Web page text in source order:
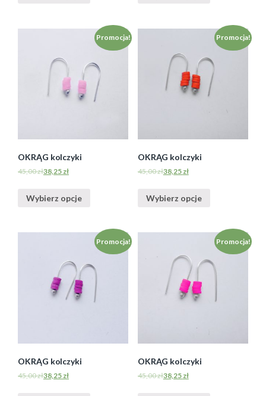
Promocja!
OKRĄG kolczyki
45,00zł38,25 zł
Wybierz opcje
Promocja!
OKRĄG kolczyki
45,00zł38,25 zł
Wybierz opcje
Promocja!
OKRĄG kolczyki
45,00zł38,25 zł
Promocja!
OKRĄG kolczyki
45,00zł38,25 zł